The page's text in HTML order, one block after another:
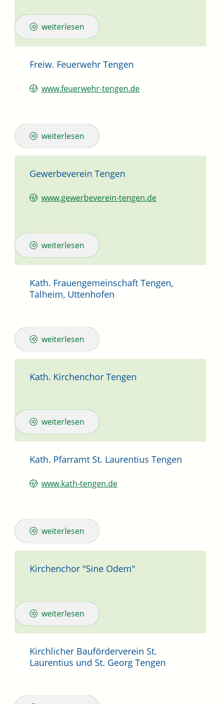
weiterlesen
Freiw. Feuerwehr Tengen
www.feuerwehr-tengen.de
weiterlesen
Gewerbeverein Tengen
www.gewerbeverein-tengen.de
weiterlesen
Kath. Frauengemeinschaft Tengen,
Talheim, Uttenhofen
weiterlesen
Kath. Kirchenchor Tengen
weiterlesen
Kath. Pfarramt St. Laurentius Tengen
www.kath-tengen.de
weiterlesen
Kirchenchor "Sine Odem"
weiterlesen
Kirchlicher Bauförderverein St.
Laurentius und St. Georg Tengen